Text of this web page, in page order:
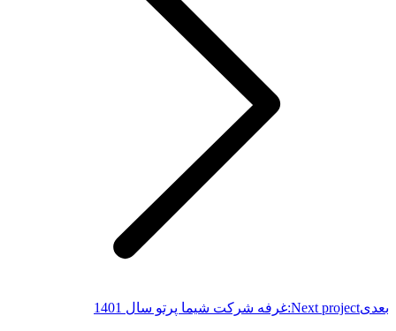
بعدیNext project: غرفه شرکت شیما پرتو سال 1401